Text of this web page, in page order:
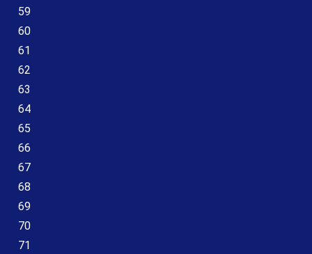
59
60
61
62
63
64
65
66
67
68
69
70
71